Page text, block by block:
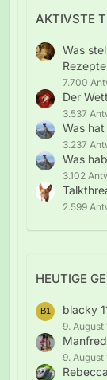
AKTIVSTE
Was
7.700
Der
3.537
Was
3.237
Was
3.102
2.599
HEUTIGE
blacky
9. August
Manfred
9. August